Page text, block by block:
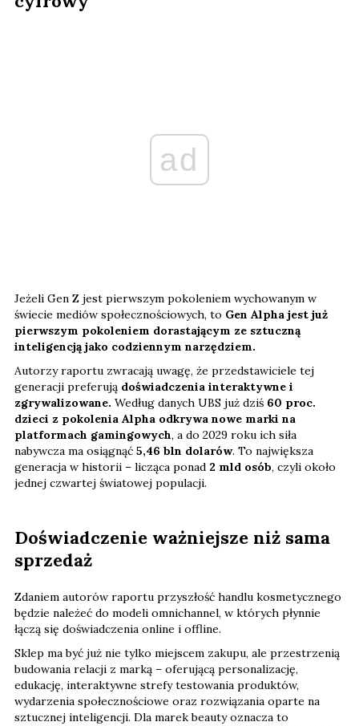
ad
Jeżeli Gen Z jest pierwszym pokoleniem wychowanym w
świecie mediów społecznościowych, to Gen Alpha jest już
pierwszym pokoleniem dorastającym ze sztuczną
inteligencją jako codziennym narzędziem.
Autorzy raportu zwracają uwagę, że przedstawiciele tej
generacji preferują doświadczenia interaktywne i
zgrywalizowane. Według danych UBS już dziś 60 proc.
dzieci z pokolenia Alpha odkrywa nowe marki na
platformach gamingowych, a do 2029 roku ich siła
nabywcza ma osiągnąć 5,46 bln dolarów. To największa
generacja w historii – licząca ponad 2 mld osób, czyli około
jednej czwartej światowej populacji.
Doświadczenie ważniejsze niż sama
sprzedaż
Zdaniem autorów raportu przyszłość handlu kosmetycznego
będzie należeć do modeli omnichannel, w których płynnie
łączą się doświadczenia online i offline.
Sklep ma być już nie tylko miejscem zakupu, ale przestrzenią
budowania relacji z marką – oferującą personalizację,
edukację, interaktywne strefy testowania produktów,
wydarzenia społecznościowe oraz rozwiązania oparte na
sztucznej inteligencji. Dla marek beauty oznacza to